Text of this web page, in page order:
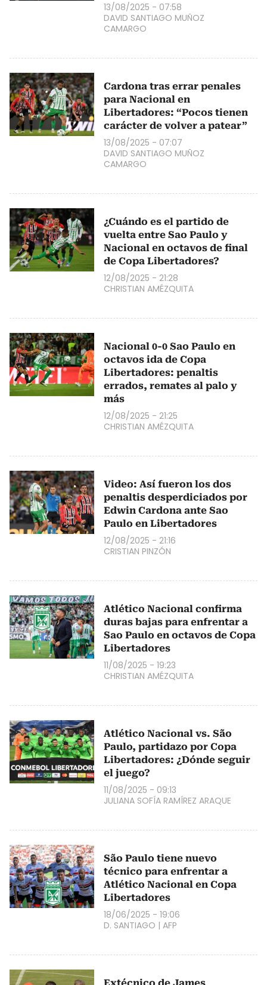
13/08/2025 - 07:58
DAVID SANTIAGO MUÑOZ
CAMARGO
Cardona tras errar penales
para Nacional en
Libertadores: “Pocos tienen
carácter de volver a patear”
13/08/2025 - 07:07
DAVID SANTIAGO MUÑOZ
CAMARGO
¿Cuándo es el partido de
vuelta entre Sao Paulo y
Nacional en octavos de final
de Copa Libertadores?
12/08/2025 - 21:28
CHRISTIAN AMÉZQUITA
Nacional 0-0 Sao Paulo en
octavos ida de Copa
Libertadores: penaltis
errados, remates al palo y
más
12/08/2025 - 21:25
CHRISTIAN AMÉZQUITA
Video: Así fueron los dos
penaltis desperdiciados por
Edwin Cardona ante Sao
Paulo en Libertadores
12/08/2025 - 21:16
CRISTIAN PINZÓN
Atlético Nacional confirma
duras bajas para enfrentar a
Sao Paulo en octavos de Copa
Libertadores
11/08/2025 - 19:23
CHRISTIAN AMÉZQUITA
Atlético Nacional vs. São
Paulo, partidazo por Copa
Libertadores: ¿Dónde seguir
el juego?
11/08/2025 - 09:13
JULIANA SOFÍA RAMÍREZ ARAQUE
São Paulo tiene nuevo
técnico para enfrentar a
Atlético Nacional en Copa
Libertadores
18/06/2025 - 19:06
D. SANTIAGO | AFP